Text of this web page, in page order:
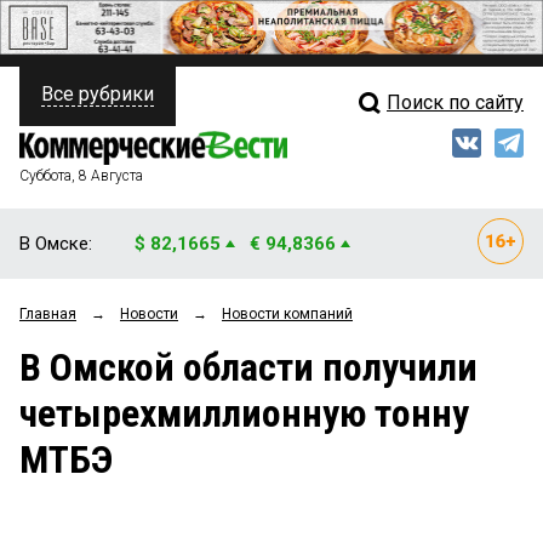
ПОЛИТИКА
ФИНАНСЫ
ОБЩЕСТВО
ЗАКОН
НОВОСТИ КОМПАНИЙ
Свежий выпуск
Мнения
Рейтинги
Блоги
Все рубрики Поиск по сайту
Суббота, 8 Августа
В Омске: $ 82,1665 € 94,8366
Главная → Новости → Новости компаний
В Омской области получили
четырехмиллионную тонну
МТБЭ